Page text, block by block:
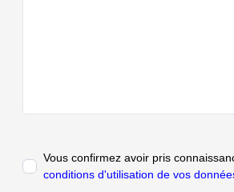
Vous confirmez avoir pris
conditions d'utilisation de vos